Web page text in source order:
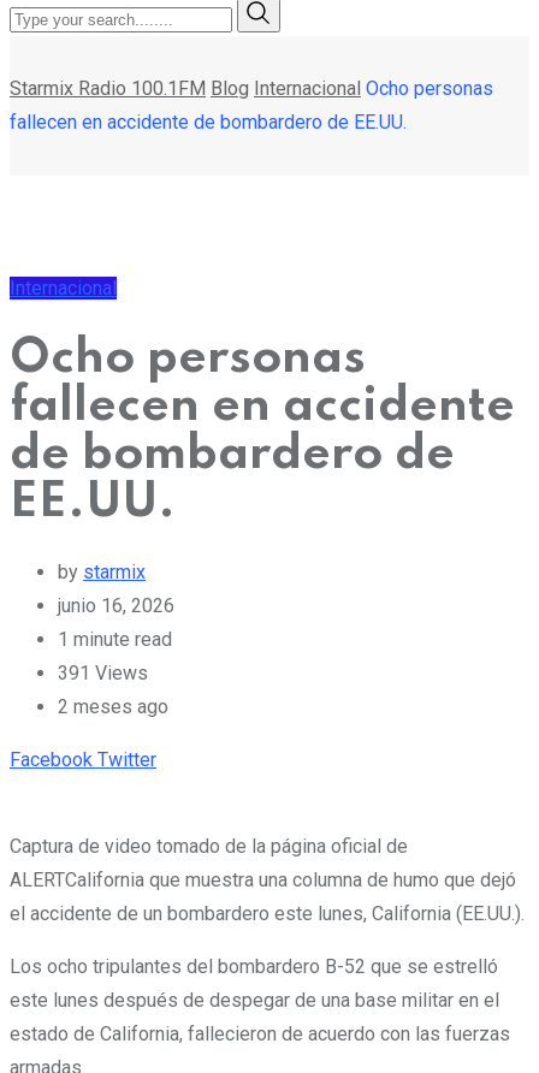
Starmix Radio 100.1FM Blog Internacional Ocho personas
fallecen en accidente de bombardero de EE.UU.
Internacional
Ocho personas
fallecen en accidente
de bombardero de
EE.UU.
by starmix
junio 16, 2026
1 minute read
391 Views
2 meses ago
Facebook TwitterPinterest
Whatsapp
Cloud
StumbleUpon
Print
Share
Captura de video tomado de la página oficial de
ALERTCalifornia que muestra una columna de humo que dejó
el accidente de un bombardero este lunes, California (EE.UU.).
Los ocho tripulantes del bombardero B-52 que se estrelló
este lunes después de despegar de una base militar en el
estado de California, fallecieron de acuerdo con las fuerzas
armadas.